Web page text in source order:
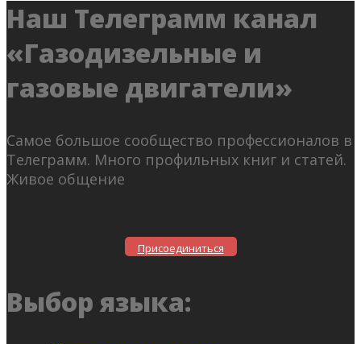
Наш Телеграмм канал
«Газодизельные и
газовые двигатели»
Самое большое сообщество профессионалов в
Телеграмм. Много профильных книг и статей.
Живое общение
Присоединиться
Выбор языка: